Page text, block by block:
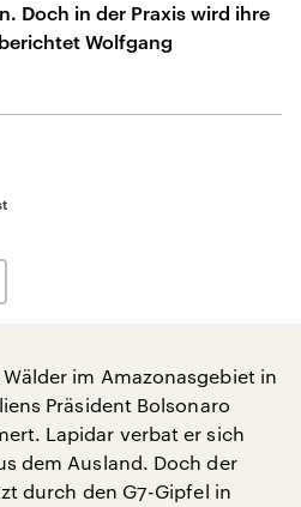
Doch in der Praxis wird ihre
Wolfgang
im Amazonasgebiet in
Präsident Bolsonaro
Lapidar verbat er sich
dem Ausland. Doch der
durch den G7-Gipfel in